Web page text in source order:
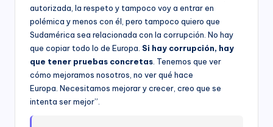
autorizada, la respeto y tampoco voy a entrar en
polémica y menos con él, pero tampoco quiero que
Sudamérica sea relacionada con la corrupción. No hay
que copiar todo lo de Europa. Si hay corrupción, hay
que tener pruebas concretas . Tenemos que ver
cómo mejoramos nosotros, no ver qué hace
Europa. Necesitamos mejorar y crecer, creo que se
intenta ser mejor”.